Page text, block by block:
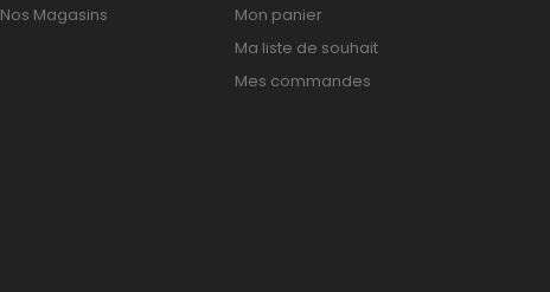
Nos Magasins
Mon panier
Ma liste de souhait
Mes commandes